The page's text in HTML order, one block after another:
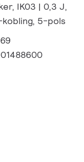
IK03 | 0,3 J,
5-pols